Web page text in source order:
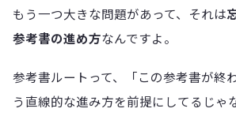
もう一つ大きな問題があって、それは
参考書の進め方なんですよ。
参考書ルートって、「この参考書が終
う直線的な進み方を前提にしてるじゃ